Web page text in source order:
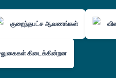
குறைந்தபட்ச ஆவணங்கள்
கிடைக்கின்றன